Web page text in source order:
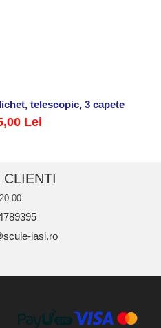
telescopic, 3 capete
Lei
CLIENTI
iasi.ro